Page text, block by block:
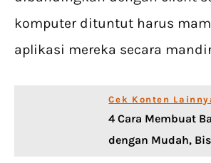
komputer dituntut harus
aplikasi mereka secara
Cek Konten
4 Cara Membuat
dengan Mudah,